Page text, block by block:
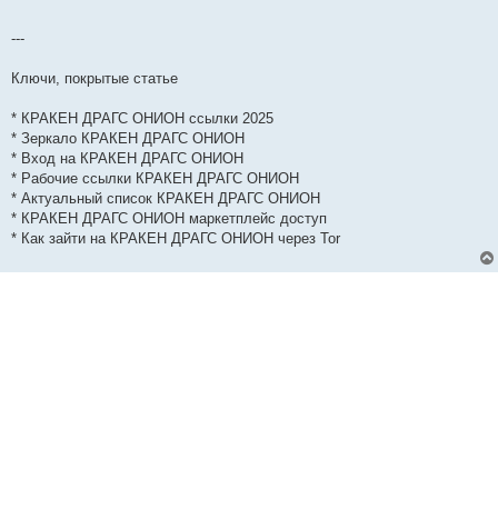
---
Ключи, покрытые статье
* КРАКЕН ДРАГС ОНИОН ссылки 2025
* Зеркало КРАКЕН ДРАГС ОНИОН
* Вход на КРАКЕН ДРАГС ОНИОН
* Рабочие ссылки КРАКЕН ДРАГС ОНИОН
* Актуальный список КРАКЕН ДРАГС ОНИОН
* КРАКЕН ДРАГС ОНИОН маркетплейс доступ
* Как зайти на КРАКЕН ДРАГС ОНИОН через Tor